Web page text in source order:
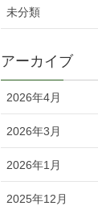
未分類
アーカイブ
2026年4月
2026年3月
2026年1月
2025年12月